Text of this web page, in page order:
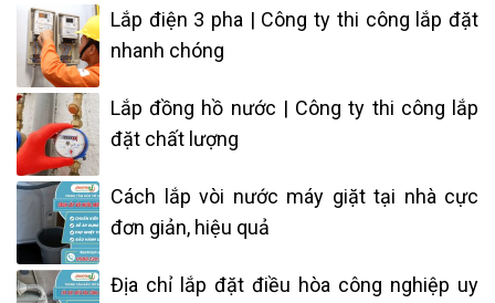
Lắp điện 3 pha | Công ty thi công lắp đặt
nhanh chóng
Lắp đồng hồ nước | Công ty thi công lắp
đặt chất lượng
Cách lắp vòi nước máy giặt tại nhà cực
đơn giản, hiệu quả
Địa chỉ lắp đặt điều hòa công nghiệp uy